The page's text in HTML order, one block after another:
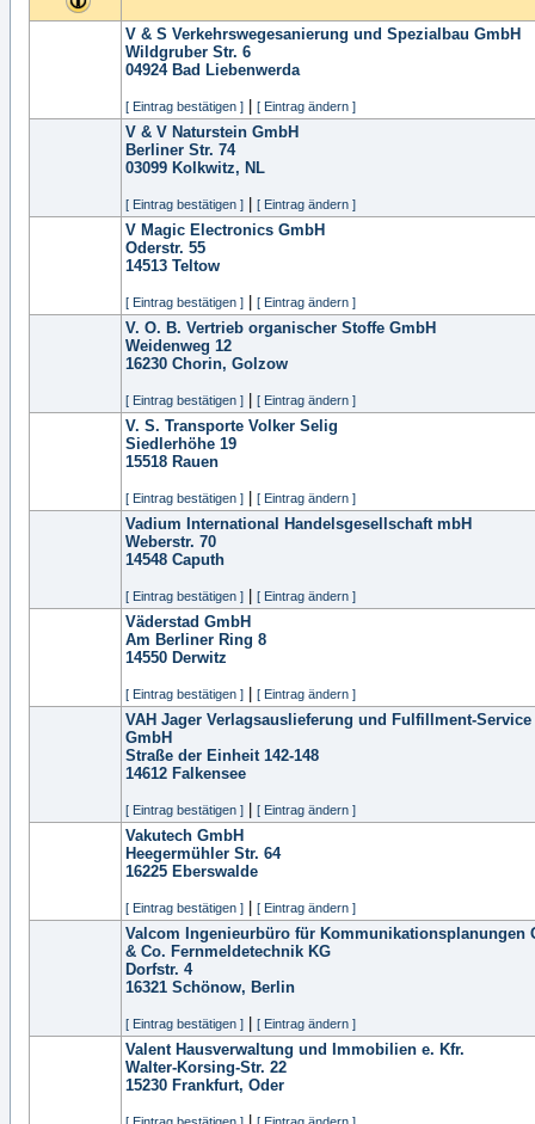
V & S Verkehrswegesanierung und Spezialbau GmbH
Wildgruber Str. 6
04924 Bad Liebenwerda
[ Eintrag bestätigen ] [ Eintrag ändern ]
V & V Naturstein GmbH
Berliner Str. 74
03099 Kolkwitz, NL
[ Eintrag bestätigen ] [ Eintrag ändern ]
V Magic Electronics GmbH
Oderstr. 55
14513 Teltow
[ Eintrag bestätigen ] [ Eintrag ändern ]
V. O. B. Vertrieb organischer Stoffe GmbH
Weidenweg 12
16230 Chorin, Golzow
[ Eintrag bestätigen ] [ Eintrag ändern ]
V. S. Transporte Volker Selig
Siedlerhöhe 19
15518 Rauen
[ Eintrag bestätigen ] [ Eintrag ändern ]
Vadium International Handelsgesellschaft mbH
Weberstr. 70
14548 Caputh
[ Eintrag bestätigen ] [ Eintrag ändern ]
Väderstad GmbH
Am Berliner Ring 8
14550 Derwitz
[ Eintrag bestätigen ] [ Eintrag ändern ]
VAH Jager Verlagsauslieferung und Fulfillment-Service
GmbH
Straße der Einheit 142-148
14612 Falkensee
[ Eintrag bestätigen ] [ Eintrag ändern ]
Vakutech GmbH
Heegermühler Str. 64
16225 Eberswalde
[ Eintrag bestätigen ] [ Eintrag ändern ]
Valcom Ingenieurbüro für Kommunikationsplanungen
& Co. Fernmeldetechnik KG
Dorfstr. 4
16321 Schönow, Berlin
[ Eintrag bestätigen ] [ Eintrag ändern ]
Valent Hausverwaltung und Immobilien e. Kfr.
Walter-Korsing-Str. 22
15230 Frankfurt, Oder